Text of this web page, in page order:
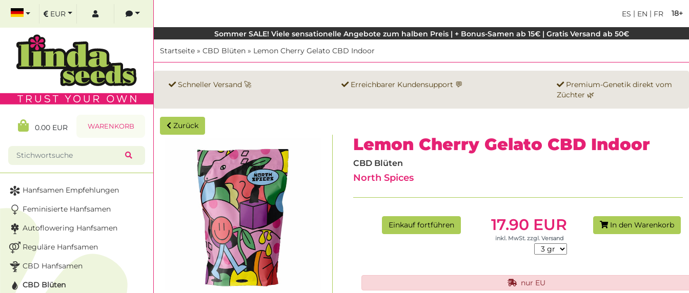
18+
ES | EN | FR
Sommer SALE! Viele sensationelle Angebote zum halben Preis | + Bonus-Samen ab 15€ | Gratis Versand ab 50€
Startseite » CBD Blüten » Lemon Cherry Gelato CBD Indoor
Schneller Versand 🚀 Erreichbarer Kundensupport 💬
Premium-Genetik direkt vom
Züchter 🌿
Zurück
Lemon Cherry Gelato CBD Indoor
CBD Blüten
North Spices
Einkauf fortführen 17.90 EUR
inkl. MwSt. zzgl. Versand
In den Warenkorb
nur EU
EUR
0.00 EUR WARENKORB
Hanfsamen Empfehlungen
Feminisierte Hanfsamen
Autoflowering Hanfsamen
Reguläre Hanfsamen
CBD Hanfsamen
CBD Blüten